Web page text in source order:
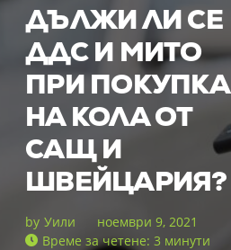
ДЪЛЖИ ЛИ СЕ
ДДС И МИТО
ПРИ ПОКУПКА
НА КОЛА ОТ
САЩ И
ШВЕЙЦАРИЯ?
by Уили
ноември 9, 2021
Време за четене: 3 минути